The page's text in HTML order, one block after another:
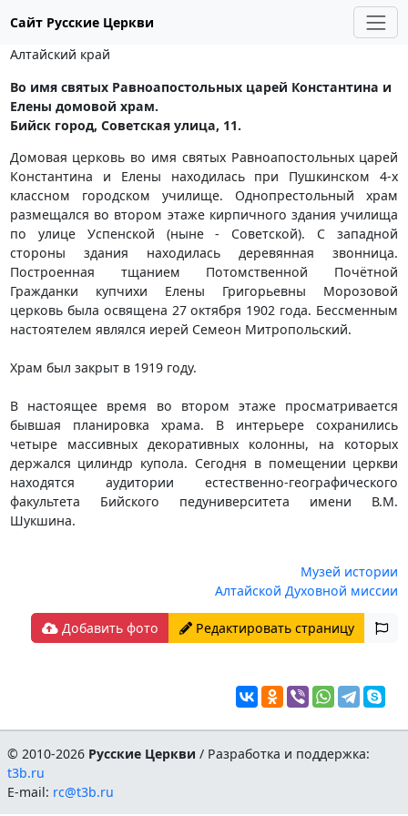
Сайт Русские Церкви
Алтайский край
Во имя святых Равноапостольных царей Константина и
Елены домовой храм.
Бийск город, Советская улица, 11.
Домовая церковь во имя святых Равноапостольных царей
Константина и Елены находилась при Пушкинском 4-х
классном городском училище. Однопрестольный храм
размещался во втором этаже кирпичного здания училища
по улице Успенской (ныне - Советской). С западной
стороны здания находилась деревянная звонница.
Построенная тщанием Потомственной Почётной
Гражданки купчихи Елены Григорьевны Морозовой
церковь была освящена 27 октября 1902 года. Бессменным
настоятелем являлся иерей Семеон Митропольский.
Храм был закрыт в 1919 году.
В настоящее время во втором этаже просматривается
бывшая планировка храма. В интерьере сохранились
четыре массивных декоративных колонны, на которых
держался цилиндр купола. Сегодня в помещении церкви
находятся аудитории естественно-географического
факультета Бийского педуниверситета имени В.М.
Шукшина.
Музей истории
Алтайской Духовной миссии
Добавить фото Редактировать страницу
© 2010-2026 Русские Церкви / Разработка и поддержка:
t3b.ru
E-mail: rc@t3b.ru